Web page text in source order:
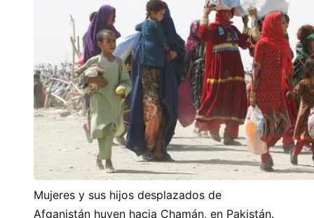
Mujeres y sus hijos desplazados de
Afganistán huyen hacia Chamán, en Pakistán.